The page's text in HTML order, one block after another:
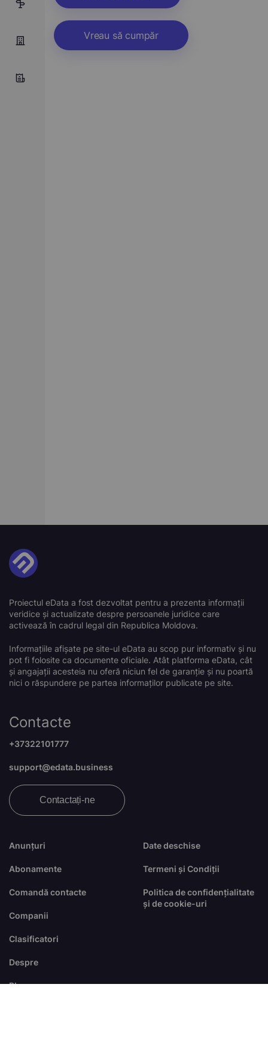
Vreau să cumpăr
Proiectul eData a fost dezvoltat pentru a prezenta informații
veridice și actualizate despre persoanele juridice care
activează în cadrul legal din Republica Moldova.
Informațiile afișate pe site-ul eData au scop pur informativ și nu
pot fi folosite ca documente oficiale. Atât platforma eData, cât
și angajații acesteia nu oferă niciun fel de garanție și nu poartă
nici o răspundere pe partea informaților publicate pe site.
Anunțuri
Abonamente
Comandă contacte
Companii
Clasificatori
Despre
Blog
Date deschise
Termeni și Condiții
Politica de confidențialitate
și de cookie-uri
Contacte
+37322101777
support@edata.business
Contactați-ne